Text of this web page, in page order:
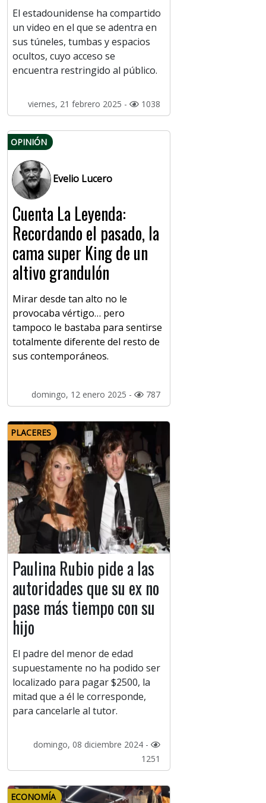
El estadounidense ha compartido
un video en el que se adentra en
sus túneles, tumbas y espacios
ocultos, cuyo acceso se
encuentra restringido al público.
viernes, 21 febrero 2025 - 1038
OPINIÓN
Evelio Lucero
Cuenta La Leyenda:
Recordando el pasado, la
cama super King de un
altivo grandulón
Mirar desde tan alto no le
provocaba vértigo… pero
tampoco le bastaba para sentirse
totalmente diferente del resto de
sus contemporáneos.
domingo, 12 enero 2025 - 787
PLACERES
Paulina Rubio pide a las
autoridades que su ex no
pase más tiempo con su
hijo
El padre del menor de edad
supuestamente no ha podido ser
localizado para pagar $2500, la
mitad que a él le corresponde,
para cancelarle al tutor.
domingo, 08 diciembre 2024 -
1251
ECONOMÍA